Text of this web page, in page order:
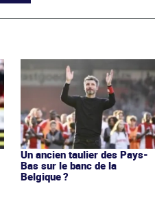
Un ancien taulier des Pays-
Bas sur le banc de la
Belgique ?